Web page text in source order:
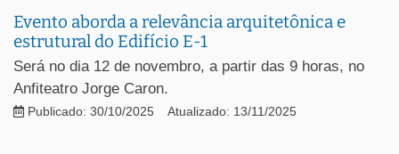
Evento aborda a relevância arquitetônica e
estrutural do Edifício E-1
Será no dia 12 de novembro, a partir das 9 horas, no
Anfiteatro Jorge Caron.
Publicado: 30/10/2025 Atualizado: 13/11/2025